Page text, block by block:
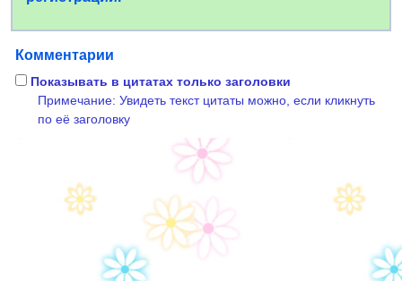
Комментарии
Показывать в цитатах только заголовки
Примечание: Увидеть текст цитаты можно, если кликнуть
по её заголовку